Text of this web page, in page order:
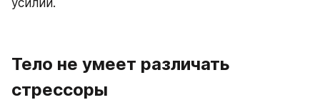
Тело не умеет различать
стрессоры